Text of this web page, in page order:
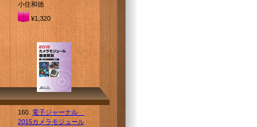
小住和徳
¥1,320
160. 電子ジャーナル
2015カメラモジュール